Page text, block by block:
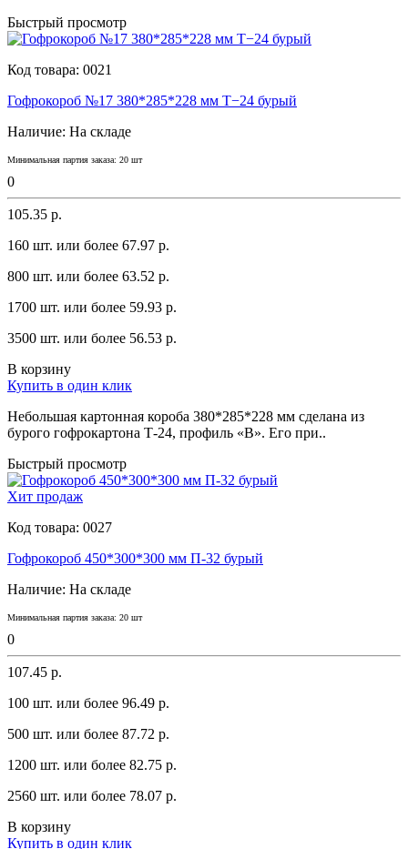
Быстрый просмотр
Код товара: 0021
Гофрокороб №17 380*285*228 мм Т−24 бурый
Наличие: На складе
Минимальная партия заказа: 20 шт
0
105.35 р.
160 шт. или более 67.97 p.
800 шт. или более 63.52 p.
1700 шт. или более 59.93 p.
3500 шт. или более 56.53 p.
В корзину
Купить в один клик
Небольшaя кaртоннaя коробa 380*285*228 мм сделaнa из
бyрого гофрокaртонa Т-24, профиль «В». Его при..
Быстрый просмотр
Хит продаж
Код товара: 0027
Гофрокороб 450*300*300 мм П-32 бурый
Наличие: На складе
Минимальная партия заказа: 20 шт
0
107.45 р.
100 шт. или более 96.49 p.
500 шт. или более 87.72 p.
1200 шт. или более 82.75 p.
2560 шт. или более 78.07 p.
В корзину
Купить в один клик